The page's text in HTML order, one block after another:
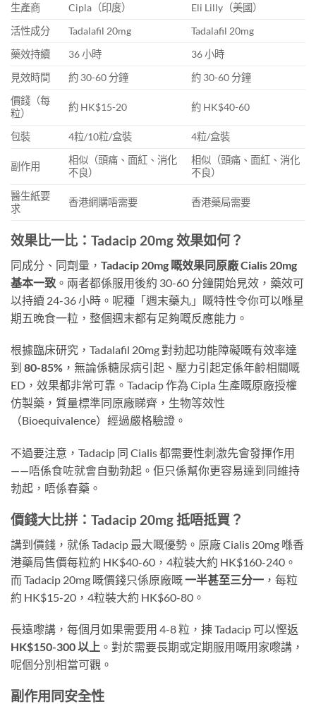
生產商
Cipla（印度）
Eli Lilly（美國）
活性成分
Tadalafil 20mg
Tadalafil 20mg
藥效持續
36 小時
36 小時
見效時間
約 30-60 分鐘
約 30-60 分鐘
價錢（每
粒）
約 HK$15-20 約 HK$40-60
包裝 4粒/10粒/盒裝 4粒/盒裝
副作用
相似（頭痛、面紅、消化
不良）
相似（頭痛、面紅、消化
不良）
醫生紙要
求
香港網購唔需要 香港藥局需要
效果比一比：Tadacip 20mg 效果如何？
同成分、同劑量， Tadacip 20mg 嘅效果同原廠 Cialis 20mg
基本一致 。兩者都係服用後約 30-60 分鐘開始見效，藥效可
以持續 24-36 小時。呢種「週末藥丸」嘅特性令你可以喺星
期五晚食一粒，整個週末都有足夠嘅反應能力。
根據臨床研究，Tadalafil 20mg 對勃起功能障礙嘅有效率達
到 80-85% ，無論係糖尿病引起、壓力引起定係年齡相關嘅
ED，效果都非常可靠。Tadacip 作為 Cipla 生產嘅原廠授權
仿製藥，質量標準同原廠睇齊，生物等效性
（Bioequivalence）經過嚴格驗證。
不過要注意，Tadacip 同 Cialis 都需要性刺激先會發揮作用
——唔係食咗就會自動勃起。佢只係幫你更容易達到同維持
勃起，唔係春藥。
價錢大比拼：Tadacip 20mg 抵唔抵買？
講到價錢，就係 Tadacip 最大嘅優勢。原廠 Cialis 20mg 喺香
港藥局售價每粒約 HK$40-60，4粒裝大約 HK$160-240。
而 Tadacip 20mg 嘅價錢只係原廠嘅一半甚至三分一 ，每粒
約 HK$15-20，4粒裝大約 HK$60-80。
長遠嚟講，每個月如果需要用 4-8 粒，揀 Tadacip 可以慳返
HK$150-300 以上 。對於需要長期或定期服用嘅用家嚟講，
呢個分別相當可觀。
副作用同安全性